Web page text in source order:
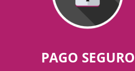
PAGO SEGURO